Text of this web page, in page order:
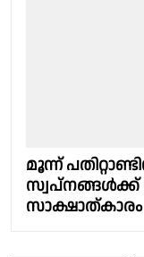
മൂന്ന്
സാക്ഷാത്കാരം